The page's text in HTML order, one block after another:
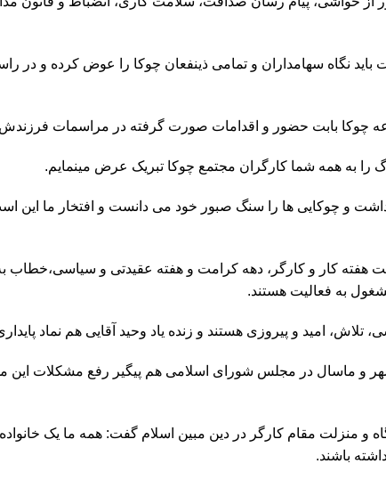
نگاه سهامداران و تمامی ذینفعان چوکا را عوض کرده و در
چوکا بابت حضور و اقدامات صورت گرفته در مراسمات
را به همه شما کارگران مجتمع چوکا تبریک عرض مینمایم.
داشت و چوکایی ها را سنگ صبور خود می دانست و افتخار ما این
کار و کارگر، دهه کرامت و هفته عقیدتی و
به فعالیت هستند.
امید و پیروزی هستند و زنده یاد وحید آقایی هم نماد
و ماسال در مجلس شورای اسلامی هم پیگیر رفع مشکلات این
منزلت مقام کارگر در دین مبین اسلام گفت: همه ما یک خانواده
باشند.